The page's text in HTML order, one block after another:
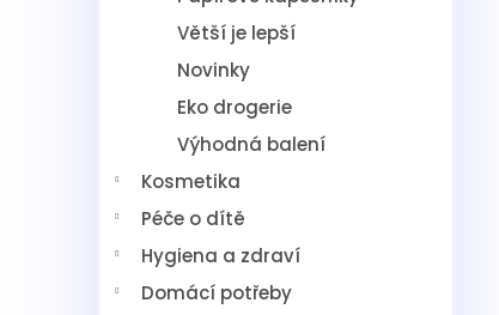
Větší je lepší
Novinky
Eko drogerie
Výhodná balení
Kosmetika
Péče o dítě
Hygiena a zdraví
Domácí potřeby